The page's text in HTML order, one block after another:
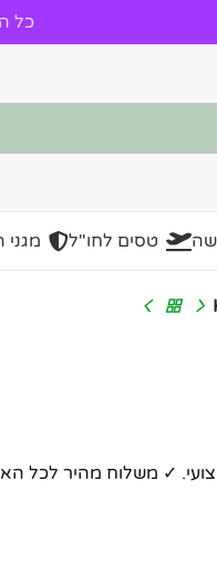
כל
טסים לחו"ל מגני
✓ משלוח מהיר לכל